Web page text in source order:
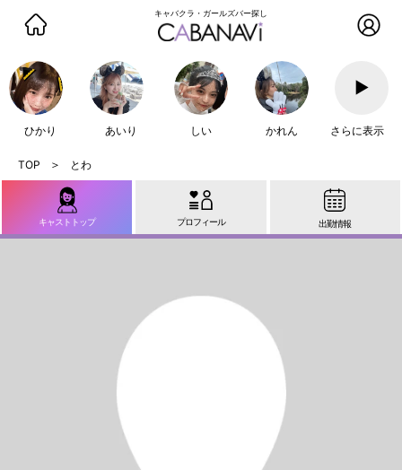
キャバクラ・ガールズバー探し
ひかり あいり しい かれん
▶
さらに表示
とわ
キャストトップ プロフィール 出勤情報